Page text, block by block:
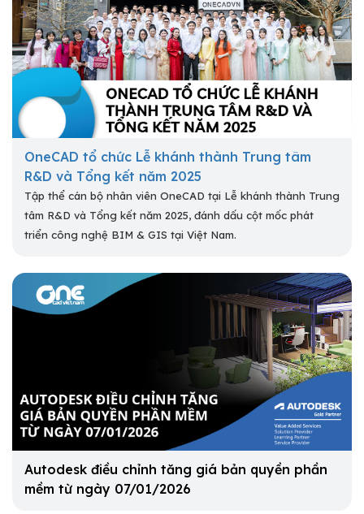
OneCAD tổ chức Lễ khánh thành Trung tâm
R&D và Tổng kết năm 2025
Tập thể cán bộ nhân viên OneCAD tại Lễ khánh thành Trung
tâm R&D và Tổng kết năm 2025, đánh dấu cột mốc phát
triển công nghệ BIM & GIS tại Việt Nam.
Autodesk điều chỉnh tăng giá bản quyền phần
mềm từ ngày 07/01/2026